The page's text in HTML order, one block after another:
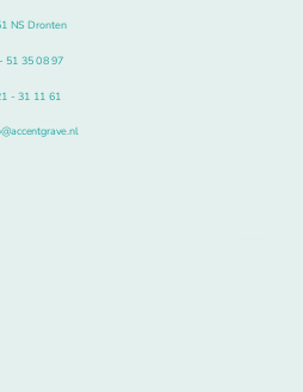
NS Dronten
51 35 08 97
- 31 11 61